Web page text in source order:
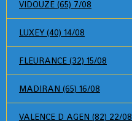
VIDOUZE (65) 7/08
LUXEY (40) 14/08
FLEURANCE (32) 15/08
MADIRAN (65) 16/08
VALENCE D AGEN (82) 22/08